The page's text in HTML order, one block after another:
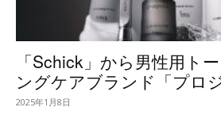
「Schick」から男性用ト
ングケアブランド「プロ
2025年1月8日